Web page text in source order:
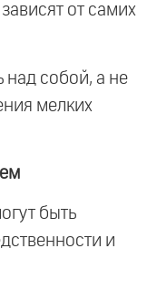
от самих
над собой, а не
мелких
быть
и